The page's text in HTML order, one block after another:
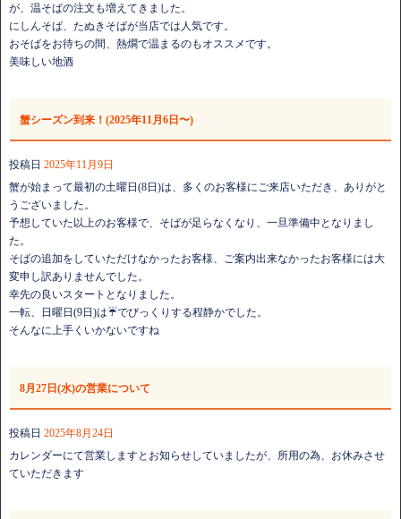
が、温そばの注文も増えてきました。
にしんそば、たぬきそばが当店では人気です。
おそばをお待ちの間、熱燗で温まるのもオススメです。
美味しい地酒
蟹シーズン到来！(2025年11月6日〜)
投稿日 2025年11月9日
蟹が始まって最初の土曜日(8日)は、多くのお客様にご来店いただき、ありがと
うございました。
予想していた以上のお客様で、そばが足らなくなり、一旦準備中となりまし
た。
そばの追加をしていただけなかったお客様、ご案内出来なかったお客様には大
変申し訳ありませんでした。
幸先の良いスタートとなりました。
一転、日曜日(9日)は☔でびっくりする程静かでした。
そんなに上手くいかないですね
8月27日(水)の営業について
投稿日 2025年8月24日
カレンダーにて営業しますとお知らせしていましたが、所用の為、お休みさせ
ていただきます